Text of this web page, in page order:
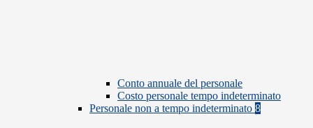
Conto annuale del personale
Costo personale tempo indeterminato
Personale non a tempo indeterminato 8